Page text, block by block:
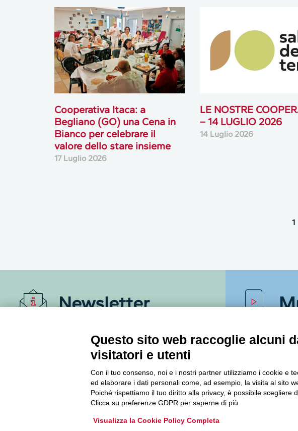
Cooperativa Itaca: a
Begliano (GO) una Cena in
Bianco per celebrare il
valore dello stare insieme
17 Luglio 2026
LE NOSTRE
– 14 LUGLIO 2026
14 Luglio 2026
1
Newsletter
Informazioni per restare sempre aggiornati sul
mondo della cooperazione.
Questo sito web raccoglie alcuni
visitatori e utenti
Con il tuo consenso, noi e i nostri partner utilizziamo i cookie e
ed elaborare i dati personali come, ad esempio, la visita al sito
Poiché rispettiamo il tuo diritto alla privacy, è possibile scegliere
Clicca su preferenze GDPR per saperne di più.
Visualizza la Cookie Policy Completa